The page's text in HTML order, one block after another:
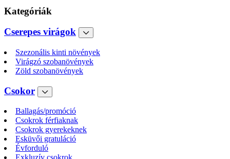
Kategóriák
Cserepes virágok
Szezonális kinti növények
Virágzó szobanövények
Zöld szobanövények
Csokor
Ballagás/promóció
Csokrok férfiaknak
Csokrok gyerekeknek
Esküvői gratuláció
Évforduló